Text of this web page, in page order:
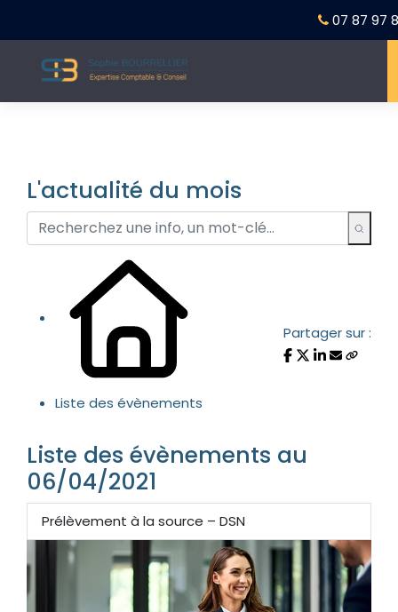
07 87 97
L'actualité du mois
Liste des évènements
Partager sur :
Liste des évènements au
06/04/2021
Prélèvement à la source – DSN